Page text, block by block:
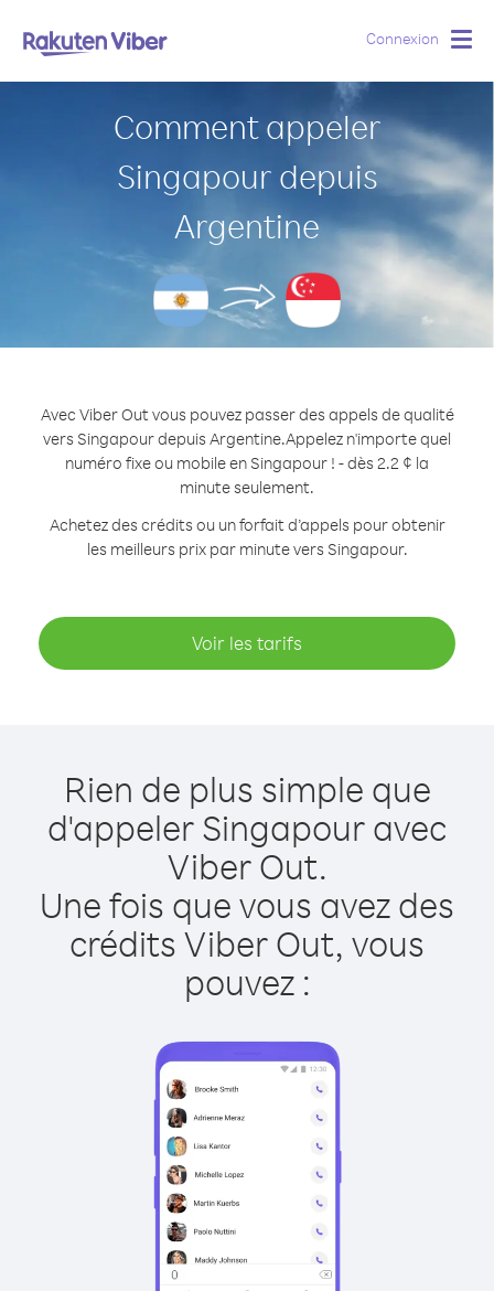
Connexion
Comment appeler
Singapour depuis
Argentine
Avec Viber Out vous pouvez passer des appels de qualité
vers Singapour depuis Argentine.Appelez n'importe quel
numéro fixe ou mobile en Singapour ! - dès 2.2 ¢ la
minute seulement.
Achetez des crédits ou un forfait d’appels pour obtenir
les meilleurs prix par minute vers Singapour.
Voir les tarifs
Rien de plus simple que
d'appeler Singapour avec
Viber Out.
Une fois que vous avez des
crédits Viber Out, vous
pouvez :